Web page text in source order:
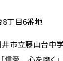
8丁目6番地
井市立藤山台中